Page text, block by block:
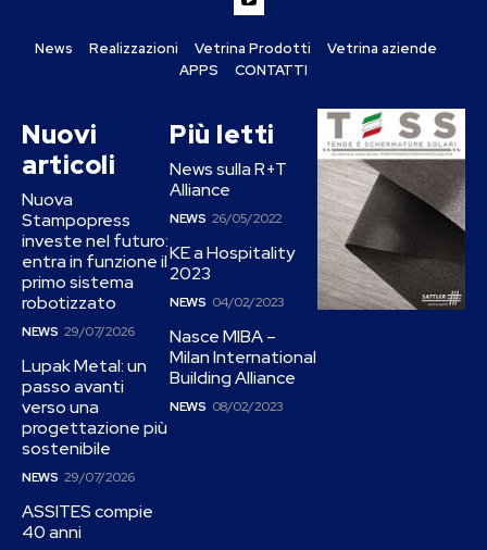
News Realizzazioni Vetrina Prodotti
Vetrina aziende
APPS
CONTATTI
Nuovi
articoli
Nuova
Stampopress
investe nel futuro:
entra in funzione il
primo sistema
robotizzato
NEWS 29/07/2026
Lupak Metal: un
passo avanti
verso una
progettazione più
sostenibile
NEWS 29/07/2026
ASSITES compie
40 anni
Più letti
News sulla R+T
Alliance
NEWS 26/05/2022
KE a Hospitality
2023
NEWS 04/02/2023
Nasce MIBA –
Milan International
Building Alliance
NEWS 08/02/2023